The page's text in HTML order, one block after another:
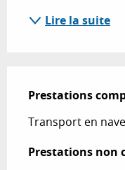
Lire la suite
Prestations
Prestations
Transport en
Prestations non
Prestations non